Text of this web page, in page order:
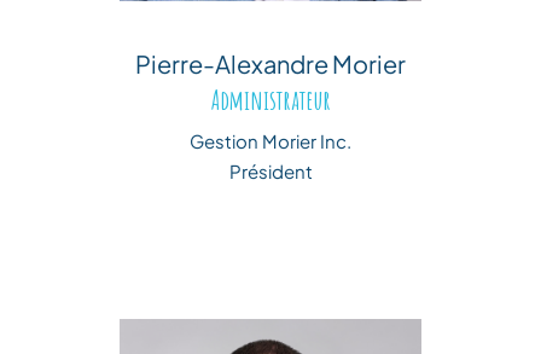
Pierre-Alexandre Morier
Administrateur
Gestion Morier Inc.
Président